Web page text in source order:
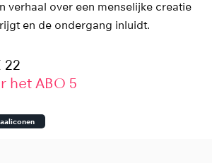
verhaal over een menselijke creatie
en de ondergang inluidt.
22
het ABO 5